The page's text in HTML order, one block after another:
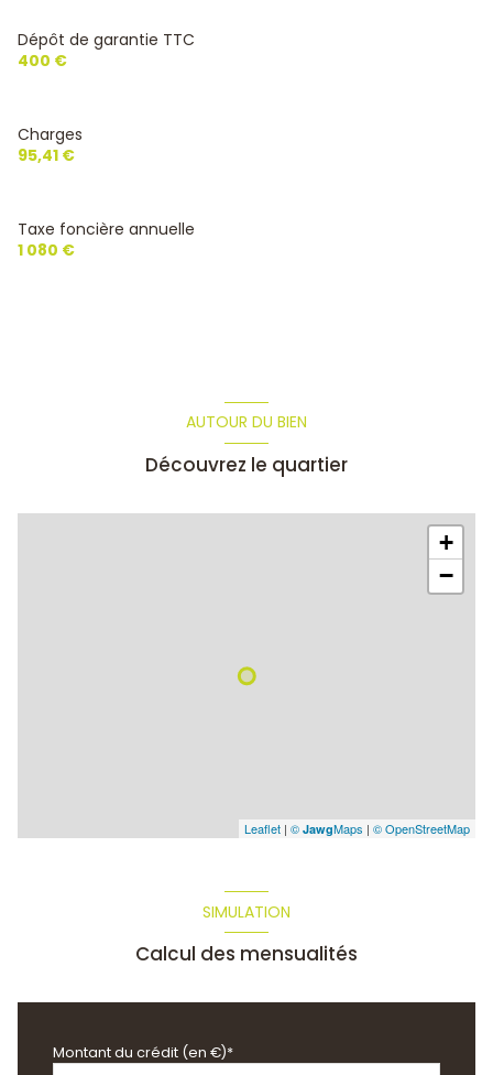
1 niveau(x)
2 étage(s)
vue dégagée
Dépôt de garantie TTC
400 €
Charges
95,41 €
Taxe foncière annuelle
1 080 €
AUTOUR DU BIEN
Découvrez le quartier
+
−
Leaflet | © JawgMaps | © OpenStreetMap
SIMULATION
Calcul des mensualités
Montant du crédit (en €)*